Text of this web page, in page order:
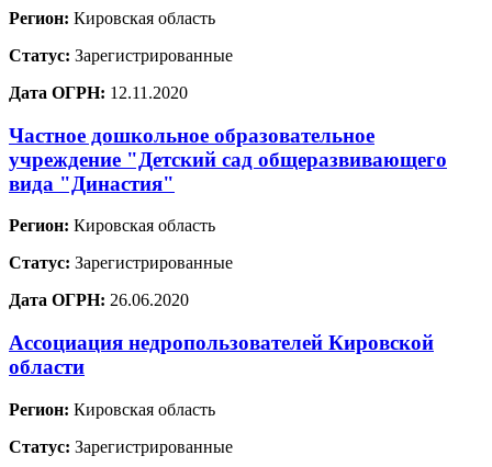
Регион: Кировская область
Статус: Зарегистрированные
Дата ОГРН: 12.11.2020
Частное дошкольное образовательное
учреждение "Детский сад общеразвивающего
вида "Династия"
Регион: Кировская область
Статус: Зарегистрированные
Дата ОГРН: 26.06.2020
Ассоциация недропользователей Кировской
области
Регион: Кировская область
Статус: Зарегистрированные